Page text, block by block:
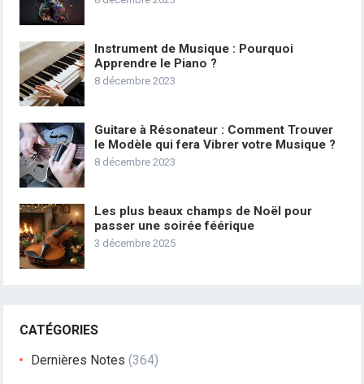
Instrument de Musique : Pourquoi
Apprendre le Piano ?
8 décembre 2023
Guitare à Résonateur : Comment Trouver
le Modèle qui fera Vibrer votre Musique ?
8 décembre 2023
Les plus beaux champs de Noël pour
passer une soirée féérique
3 décembre 2025
CATÉGORIES
Dernières Notes (364)